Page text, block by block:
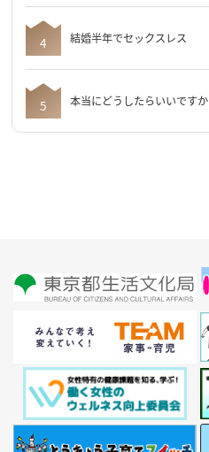
結婚半年でセックスレス
本当にどうしたらいいですか